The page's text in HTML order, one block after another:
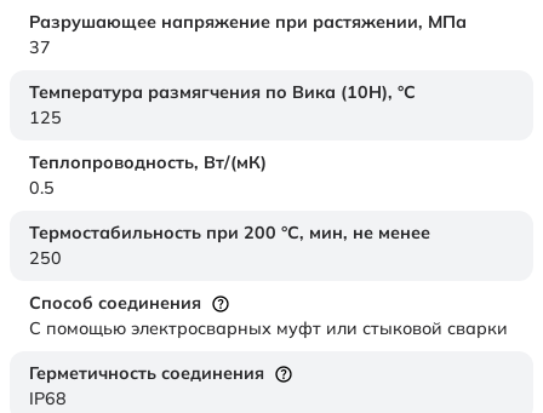
Разрушающее напряжение при растяжении, МПа
37
Температура размягчения по Вика (10Н), °C
125
Теплопроводность, Вт/(мК)
0.5
Термостабильность при 200 °С, мин, не менее
250
Способ соединения
С помощью электросварных муфт или стыковой сварки
Герметичность соединения
IP68